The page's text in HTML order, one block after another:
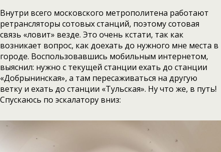
Внутри всего московского метрополитена работают
ретрансляторы сотовых станций, поэтому сотовая
связь «ловит» везде. Это очень кстати, так как
возникает вопрос, как доехать до нужного мне места в
городе. Воспользовавшись мобильным интернетом,
выяснил: нужно с текущей станции ехать до станции
«Добрынинская», а там пересаживаться на другую
ветку и ехать до станции «Тульская». Ну что же, в путь!
Спускаюсь по эскалатору вниз: